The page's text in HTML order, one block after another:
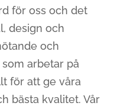
för oss och det
design och
och
arbetar på
för att ge våra
bästa kvalitet. Vår